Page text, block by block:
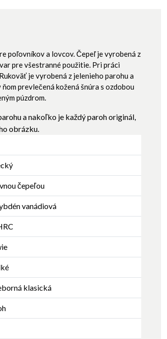
poľovníkov a lovcov. Čepeľ je vyrobená z
pre všestranné použitie. Pri práci
je vyrobená z jelenieho parohu a
prevlečená kožená šnúra s ozdobou
púzdrom.
a nakoľko je každý paroh originál,
obrázku.
čepeľou
vanádiová
klasická